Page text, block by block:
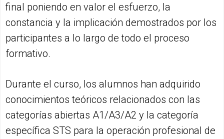
final poniendo en valor el esfuerzo, la
constancia y la implicación demostrados por los
participantes a lo largo de todo el proceso
formativo.
Durante el curso, los alumnos han adquirido
conocimientos teóricos relacionados con las
categorías abiertas A1/A3/A2 y la categoría
específica STS para la operación profesional de